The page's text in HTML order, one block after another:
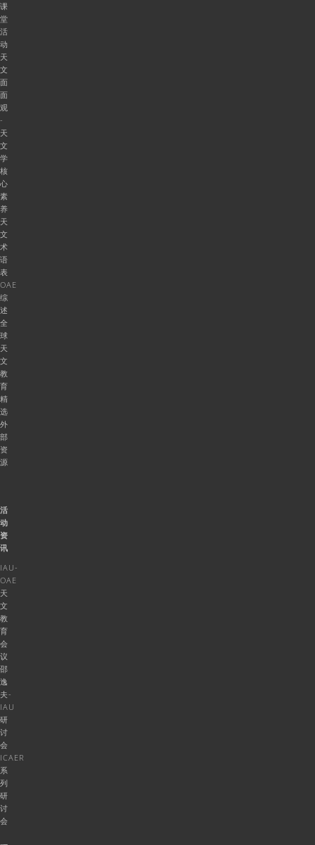
课
堂
活
动
天
文
面
面
观
-
天
文
学
核
心
素
养
天
文
术
语
表
OAE
综
述
全
球
天
文
教
育
精
选
外
部
资
源
活
动
资
讯
IAU-
OAE
天
文
教
育
会
议
邵
逸
夫-
IAU
研
讨
会
ICAER
系
列
研
讨
会